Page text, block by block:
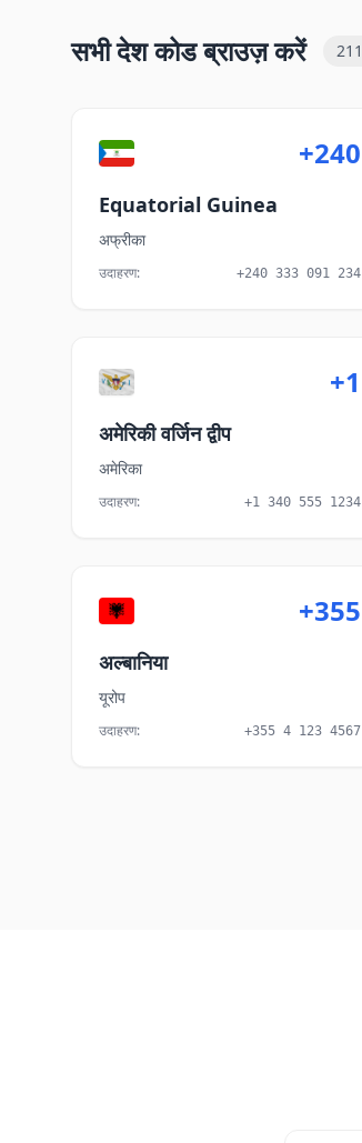
सभी देश कोड ब्राउज़ करें 211
+240
Equatorial Guinea
अफ्रीका
उदाहरण: +240 333 091 234
+1
अमेरिकी वर्जिन द्वीप
अमेरिका
उदाहरण: +1 340 555 1234
+355
अल्बानिया
यूरोप
उदाहरण: +355 4 123 4567